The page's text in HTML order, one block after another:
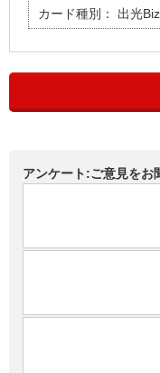
カード種別： 出光
アンケート:ご意見をお